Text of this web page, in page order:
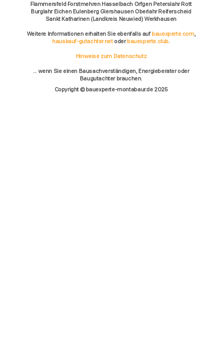
Flammersfeld Forstmehren Hasselbach Orfgen Peterslahr Rott
Burglahr Eichen Eulenberg Giershausen Oberlahr Reiferscheid
Sankt Katharinen (Landkreis Neuwied) Werkhausen
Weitere Informationen erhalten Sie ebenfalls auf bauexperte.com,
hauskauf-gutachter.netoderbauexperte.club.
Hinweise zum Datenschutz
... wenn Sie einen Bausachverständigen, Energieberater oder
Baugutachter brauchen.
Copyright © bauexperte-montabaur.de 2025